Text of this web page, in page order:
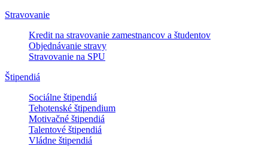
Stravovanie
Kredit na stravovanie zamestnancov a študentov
Objednávanie stravy
Stravovanie na SPU
Štipendiá
Sociálne štipendiá
Tehotenské štipendium
Motivačné štipendiá
Talentové štipendiá
Vládne štipendiá